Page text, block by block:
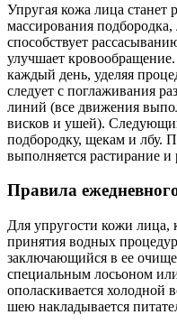
Упругая кожа лица станет
массирования
способствует
улучшает
каждый день, уделяя
следует с поглаживания
линий (все движения
висков и ушей).
подбородку, щекам и лбу.
выполняется растирание
Правила
Для упругости кожи лица,
принятия водных
заключающийся в ее
специальным лосьоном
ополаскивается холодной
шею накладывается